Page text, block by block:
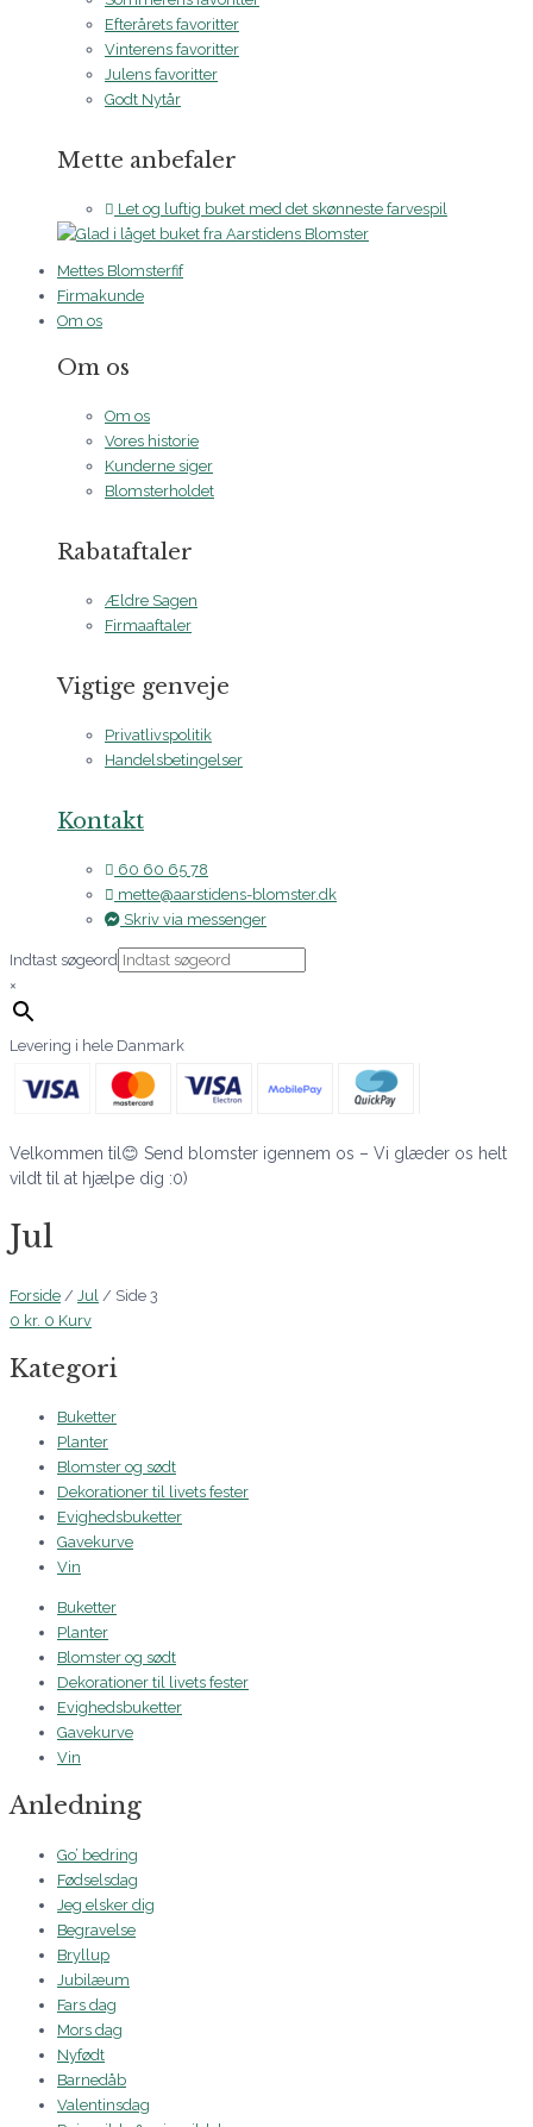
Efterårets favoritter
Vinterens favoritter
Julens favoritter
Godt Nytår
Mette anbefaler
Let og luftig buket med det skønneste farvespil
Mettes Blomsterfif
Firmakunde
Om os
Om os
Om os
Vores historie
Kunderne siger
Blomsterholdet
Rabataftaler
Ældre Sagen
Firmaaftaler
Vigtige genveje
Privatlivspolitik
Handelsbetingelser
Kontakt
60 60 65 78
mette@aarstidens-blomster.dk
Skriv via messenger
Indtast søgeord
×
Levering i hele Danmark
Velkommen til😊 Send blomster igennem os – Vi glæder os helt
vildt til at hjælpe dig :0)
Jul
Forside / Jul / Side 3
0 kr. 0 Kurv
Kategori
Buketter
Planter
Blomster og sødt
Dekorationer til livets fester
Evighedsbuketter
Gavekurve
Vin
Buketter
Planter
Blomster og sødt
Dekorationer til livets fester
Evighedsbuketter
Gavekurve
Vin
Anledning
Go’ bedring
Fødselsdag
Jeg elsker dig
Begravelse
Bryllup
Jubilæum
Fars dag
Mors dag
Nyfødt
Barnedåb
Valentinsdag